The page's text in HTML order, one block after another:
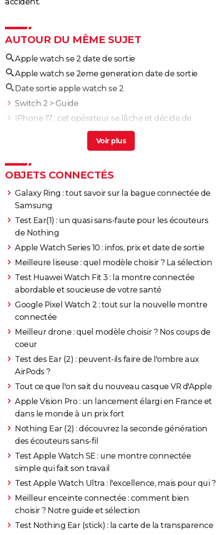
AUTOUR DU MÊME SUJET
Apple watch se 2 date de sortie
Apple watch se 2eme generation date de sortie
Date sortie apple watch se 2
Switch 2 > Guide
IPhone 17 : cet opérateur se lâche et décide de
casser le prix du smartphone> Guide
IPhone 18 : nouveautés, leaks, date de sortie...
sortie> Guide
IPhone SE 3 : toutes ses informations et son meilleur
prix
> Guide
OBJETS CONNECTÉS
Galaxy Ring : tout savoir sur la bague connectée de
Samsung
Test Ear(1) : un quasi sans-faute pour les écouteurs
de Nothing
Apple Watch Series 10 : infos, prix et date de sortie
Meilleure liseuse : quel modèle choisir ? La sélection
Test Huawei Watch Fit 3 : la montre connectée
abordable et soucieuse de votre santé
Google Pixel Watch 2 : tout sur la nouvelle montre
connectée
Meilleur drone : quel modèle choisir ? Nos coups de
coeur
Test des Ear (2) : peuvent-ils faire de l'ombre aux
AirPods ?
Tout ce que l'on sait du nouveau casque VR d'Apple
Apple Vision Pro : un lancement élargi en France et
dans le monde à un prix fort
Nothing Ear (2) : découvrez la seconde génération
des écouteurs sans-fil
Test Apple Watch SE : une montre connectée
simple qui fait son travail
Test Apple Watch Ultra : l'excellence, mais pour qui ?
Meilleur enceinte connectée : comment bien
choisir ? Notre guide et sélection
Test Nothing Ear (stick) : la carte de la transparence